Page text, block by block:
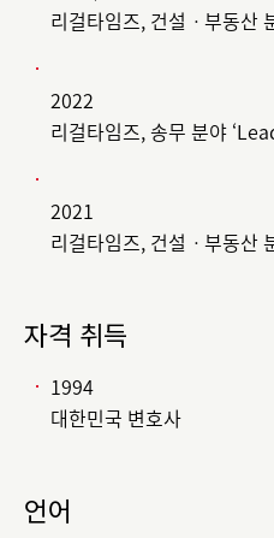
리걸타임즈, 건설ㆍ부동산
2022
리걸타임즈, 송무 분야
2021
리걸타임즈, 건설ㆍ부동산
자격 취득
1994
대한민국 변호사
언어